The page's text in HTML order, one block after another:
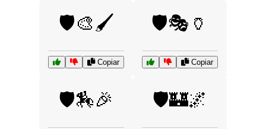
🛡️🎨🖌️
Copiar
🛡️🎭🏺
Copiar
🛡️🏇🎉 🛡️🏰🌌